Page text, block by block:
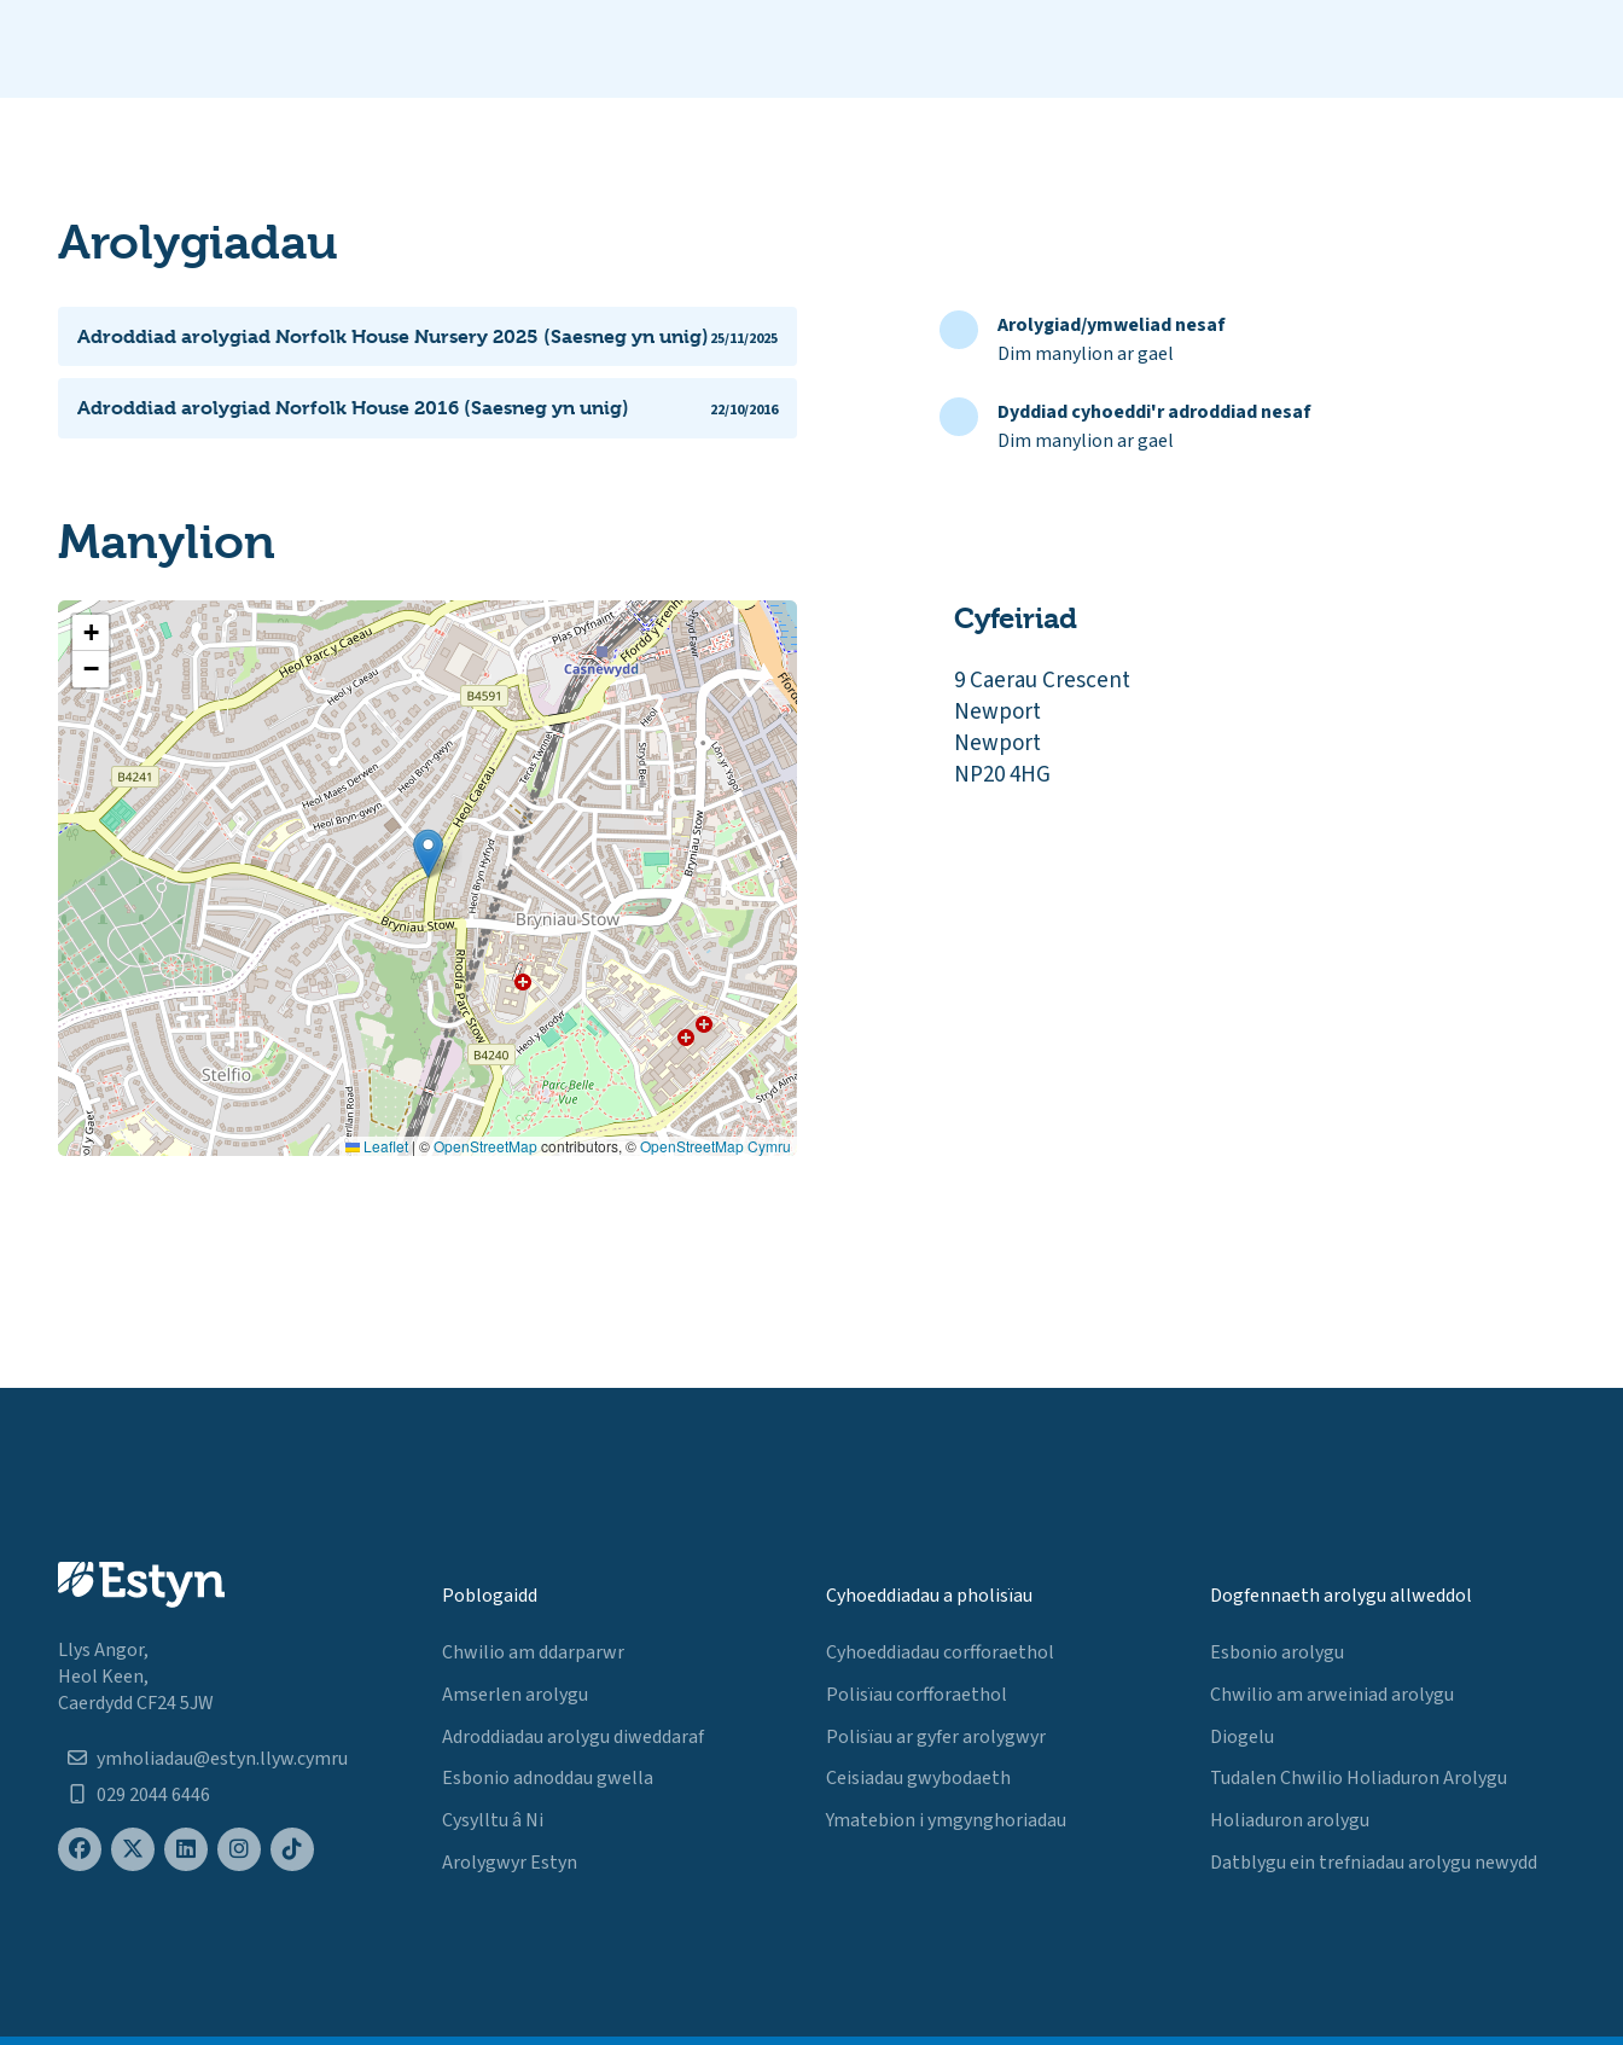
Arolygiadau
Adroddiad arolygiad Norfolk House Nursery 2025 (Saesneg yn unig)25/11/2025
Adroddiad arolygiad Norfolk House 2016 (Saesneg yn unig) 22/10/2016
Arolygiad/ymweliad nesaf
Dim manylion ar gael
Dyddiad cyhoeddi'r adroddiad nesaf
Dim manylion ar gael
Manylion
+
−
Leaflet|©OpenStreetMapcontributors, ©OpenStreetMap Cymru
Cyfeiriad
9 Caerau Crescent
Newport
Newport
NP20 4HG
Llys Angor,
Heol Keen,
Caerdydd CF24 5JW
ymholiadau@estyn.llyw.cymru
029 2044 6446
Poblogaidd
Chwilio am ddarparwr
Amserlen arolygu
Adroddiadau arolygu diweddaraf
Esbonio adnoddau gwella
Cysylltu â Ni
Arolygwyr Estyn
Cyhoeddiadau a pholisïau
Cyhoeddiadau corfforaethol
Polisïau corfforaethol
Polisïau ar gyfer arolygwyr
Ceisiadau gwybodaeth
Ymatebion i ymgynghoriadau
Dogfennaeth arolygu allweddol
Esbonio arolygu
Chwilio am arweiniad arolygu
Diogelu
Tudalen Chwilio Holiaduron Arolygu
Holiaduron arolygu
Datblygu ein trefniadau arolygu newydd